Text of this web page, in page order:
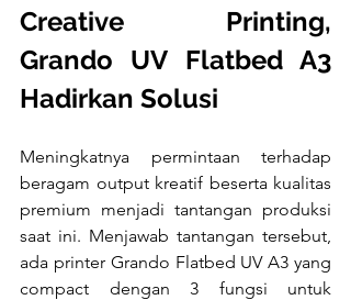
Creative Printing,
Grando UV Flatbed A3
Hadirkan Solusi
Meningkatnya permintaan terhadap
beragam output kreatif beserta kualitas
premium menjadi tantangan produksi
saat ini. Menjawab tantangan tersebut,
ada printer Grando Flatbed UV A3 yang
compact dengan 3 fungsi untuk